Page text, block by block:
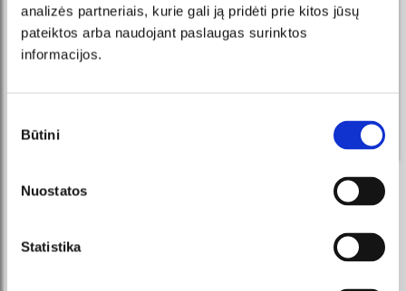
analizės partneriais, kurie gali ją pridėti prie kitos jūsų
pateiktos arba naudojant paslaugas surinktos
informacijos.
pasirinkimas
Būtini
Nuostatos
Statistika
новости по эл. почте
регистрируйтесь и Вы всегда первыми узнаете о
новых мероприятиях и акциях!
Я соглашаюсь с условиями прямого маркетинга.
МЫ РЕКОМЕНДУЕМ